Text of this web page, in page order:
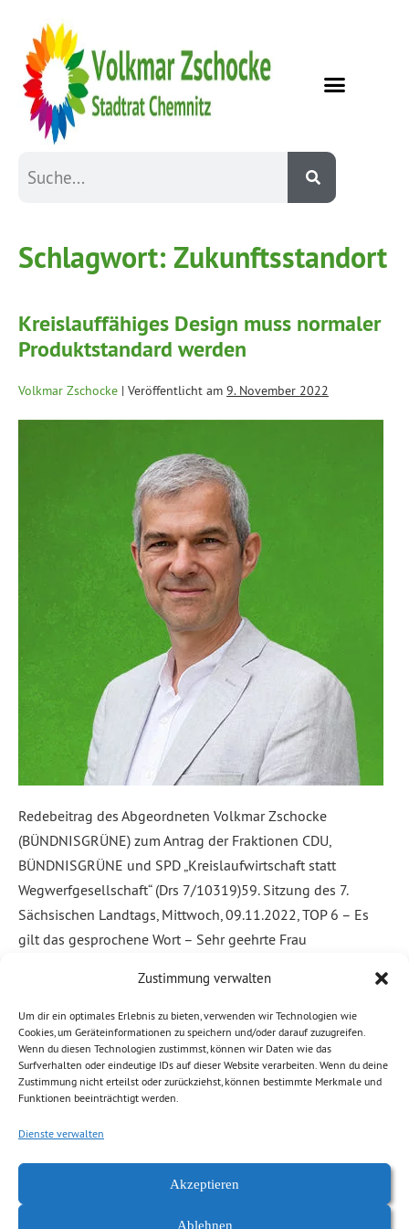
Zustimmung verwalten
Um dir ein optimales Erlebnis zu bieten, verwenden wir Technologien wie
Cookies, um Geräteinformationen zu speichern und/oder darauf zuzugreifen.
Wenn du diesen Technologien zustimmst, können wir Daten wie das
Surfverhalten oder eindeutige IDs auf dieser Website verarbeiten. Wenn du deine
Zustimmung nicht erteilst oder zurückziehst, können bestimmte Merkmale und
Funktionen beeinträchtigt werden.
Dienste verwalten
Akzeptieren
Ablehnen
Schlagwort:Zukunftsstandort
Kreislauffähiges Design muss normaler
Produktstandard werden
Volkmar Zschocke | Veröffentlicht am 9. November 2022
Redebeitrag des Abgeordneten Volkmar Zschocke
(BÜNDNISGRÜNE) zum Antrag der Fraktionen CDU,
BÜNDNISGRÜNE und SPD „Kreislaufwirtschaft statt
Wegwerfgesellschaft“ (Drs 7/10319)59. Sitzung des 7.
Sächsischen Landtags, Mittwoch, 09.11.2022, TOP 6 – Es
gilt das gesprochene Wort – Sehr geehrte Frau
Handwagen und zog damit von Tür zu Tür. Die Leute
wussten, […]
Weiterlesen